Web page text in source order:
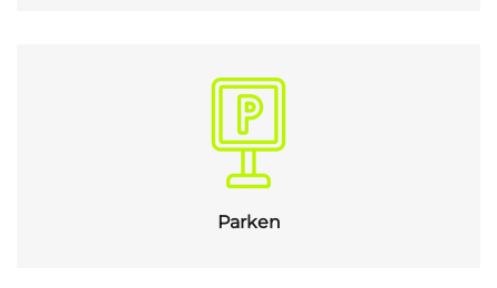
Parken